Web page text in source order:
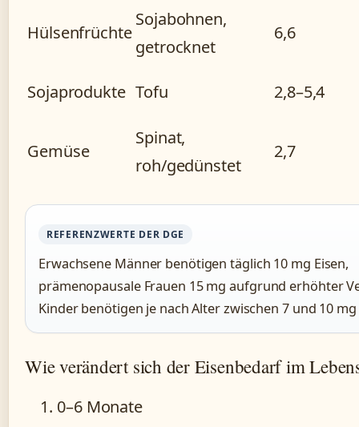
Hülsenfrüchte
Sojabohnen,
getrocknet
6,6
Sojaprodukte Tofu 2,8–5,4
Gemüse
Spinat,
roh/gedünstet
2,7
REFERENZWERTE DER DGE
Erwachsene Männer benötigen täglich 10 mg Eisen,
prämenopausale Frauen 15 mg aufgrund erhöhter
Kinder benötigen je nach Alter zwischen 7 und 10
Wie verändert sich der Eisenbedarf im
0–6 Monate